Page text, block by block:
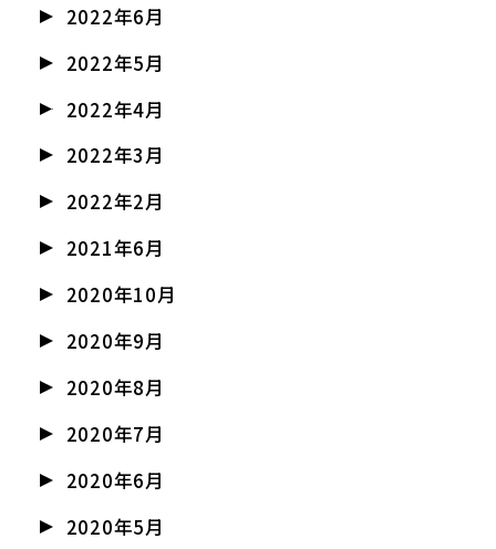
2022年6月
2022年5月
2022年4月
2022年3月
2022年2月
2021年6月
2020年10月
2020年9月
2020年8月
2020年7月
2020年6月
2020年5月